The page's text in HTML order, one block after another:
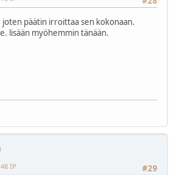
joten päätin irroittaa sen kokonaan.
lisään myöhemmin tänään.
#29
IP